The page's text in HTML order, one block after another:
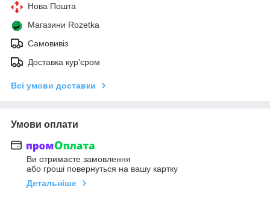
Нова Пошта
Магазини Rozetka
Самовивіз
Доставка кур'єром
Всі умови доставки
Умови оплати
Ви отримаєте замовлення
або гроші повернуться на вашу картку
Детальніше